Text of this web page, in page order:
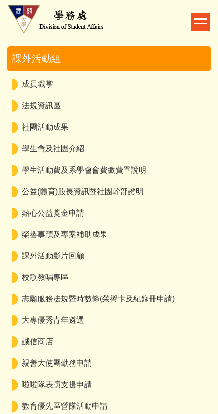
跳
課外活動組
成員職掌
法規資訊區
社團活動成果
學生會及社團介紹
學生活動費及系學會會費繳費單說明
公益(體育)股長資訊暨社團幹部證明
熱心公益獎金申請
榮譽事蹟及專案補助成果
課外活動影片回顧
校歌教唱專區
志願服務法規暨時數條(榮譽卡及紀錄冊申請)
大專優秀青年遴選
誠信商店
親善大使團勤務申請
啦啦隊表演支援申請
教育優先區營隊活動申請